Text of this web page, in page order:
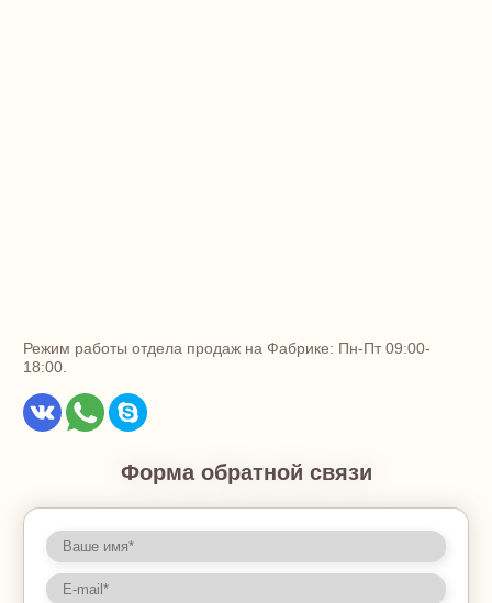
Режим работы отдела продаж на Фабрике: Пн-Пт 09:00-
18:00.
Форма обратной связи